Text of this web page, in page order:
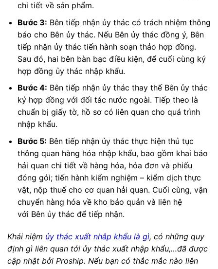
chi tiết về sản phẩm.
Bước 3: Bên tiếp nhận ủy thác có trách nhiệm thông
báo cho Bên ủy thác. Nếu Bên ủy thác đồng ý, Bên
tiếp nhận ủy thác tiến hành soạn thảo hợp đồng.
Sau đó, hai bên bàn bạc điều kiện, để cuối cùng ký
hợp đồng ủy thác nhập khẩu.
Bước 4: Bên tiếp nhận ủy thác thay thế Bên ủy thác
ký hợp đồng với đối tác nước ngoài. Tiếp theo là
chuẩn bị giấy tờ, hồ sơ có liên quan cho quá trình
nhập khẩu.
Bước 5: Bên tiếp nhận ủy thác thực hiện thủ tục
thông quan hàng hóa nhập khẩu, bao gồm khai báo
hải quan chi tiết về hàng hóa, hóa đơn và phiếu
đóng gói; tiến hành kiểm nghiệm – kiểm dịch thực
vật, nộp thuế cho cơ quan hải quan. Cuối cùng, vận
chuyển hàng hóa về kho bảo quản và liên hệ
với Bên ủy thác để tiếp nhận.
Khái niệm ủy thác xuất nhâp khẩu là gì, có những quy
định gì liên quan tới ủy thác xuất nhập khẩu,…đã được
cập nhật bởi Proship. Nếu bạn có thắc mắc nào liên